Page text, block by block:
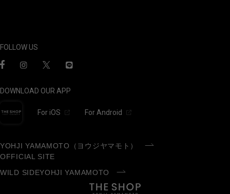
FOLLOW US
DOWNLOAD OUR APP
For iOS For Android
YOHJI YAMAMOTO（ヨウジヤマモト）
OFFICIAL SITE
WILD SIDEYOHJI YAMAMOTO